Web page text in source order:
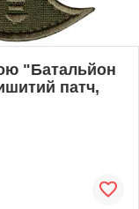
"Батальйон
патч,